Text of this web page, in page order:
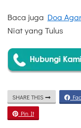
Baca juga Doa
Niat yang Tulus
SHARE THIS
Pin It